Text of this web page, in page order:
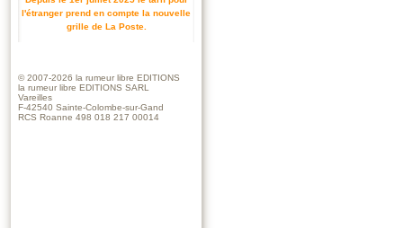
l'étranger prend en compte la nouvelle
grille de La Poste.
© 2007-2026 la rumeur libre EDITIONS
la rumeur libre EDITIONS SARL
Vareilles
F-42540 Sainte-Colombe-sur-Gand
RCS Roanne 498 018 217 00014